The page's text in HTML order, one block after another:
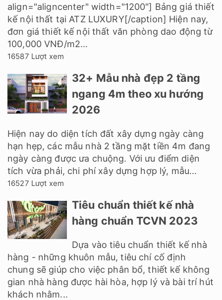
align="aligncenter" width="1200"] Bảng giá thiết
kế nội thất tại ATZ LUXURY[/caption] Hiện nay,
đơn giá thiết kế nội thất văn phòng dao động từ
100,000 VNĐ/m2...
16587 Lượt xem
32+ Mẫu nhà đẹp 2 tầng
ngang 4m theo xu hướng
2026
Hiện nay do diện tích đất xây dựng ngày càng
hạn hẹp, các mẫu nhà 2 tầng mặt tiền 4m đang
ngày càng được ưa chuộng. Với ưu điểm diện
tích vừa phải, chi phí xây dựng hợp lý, mẫu...
16527 Lượt xem
Tiêu chuẩn thiết kế nhà
hàng chuẩn TCVN 2023
Dựa vào tiêu chuẩn thiết kế nhà
hàng - những khuôn mẫu, tiêu chí cố định
chung sẽ giúp cho việc phân bổ, thiết kế không
gian nhà hàng được hài hòa, hợp lý và bài trí hút
khách nhằm...